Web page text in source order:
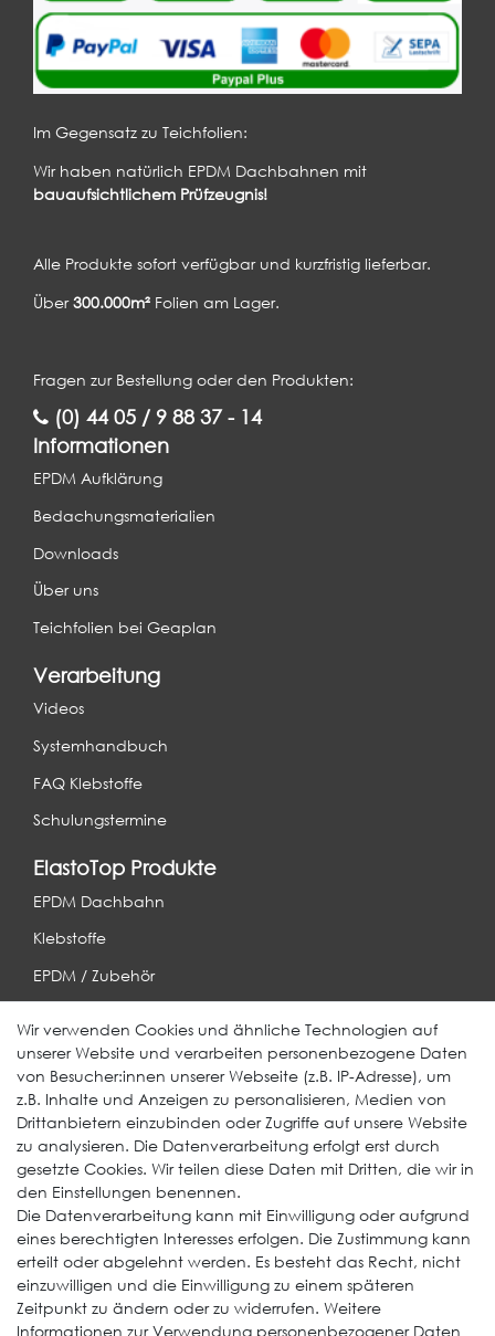
Im Gegensatz zu Teichfolien:
Wir haben natürlich EPDM Dachbahnen mit
bauaufsichtlichem Prüfzeugnis!
Alle Produkte sofort verfügbar und kurzfristig lieferbar.
Über300.000m² Folien am Lager.
Fragen zur Bestellung oder den Produkten:
(0) 44 05 / 9 88 37 - 14
Informationen
EPDM Aufklärung
Bedachungsmaterialien
Downloads
Über uns
Teichfolien bei Geaplan
Verarbeitung
Videos
Systemhandbuch
FAQ Klebstoffe
Schulungstermine
ElastoTop Produkte
EPDM Dachbahn
Klebstoffe
EPDM / Zubehör
Weitere Produkte
EcoDach EPDM
ElastoGround EPDM Streifen
Multi-Fix Solarhalter
Service
Gewerbekunde werden
Versand & Zahlungsbedingungen
Wir verwenden Cookies und ähnliche Technologien auf
unserer Website und verarbeiten personenbezogene Daten
von Besucher:innen unserer Webseite (z.B. IP-Adresse), um
z.B. Inhalte und Anzeigen zu personalisieren, Medien von
Drittanbietern einzubinden oder Zugriffe auf unsere Website
zu analysieren. Die Datenverarbeitung erfolgt erst durch
gesetzte Cookies. Wir teilen diese Daten mit Dritten, die wir in
den Einstellungen benennen.
Die Datenverarbeitung kann mit Einwilligung oder aufgrund
eines berechtigten Interesses erfolgen. Die Zustimmung kann
erteilt oder abgelehnt werden. Es besteht das Recht, nicht
einzuwilligen und die Einwilligung zu einem späteren
Zeitpunkt zu ändern oder zu widerrufen. Weitere
Informationen zur Verwendung personenbezogener Daten